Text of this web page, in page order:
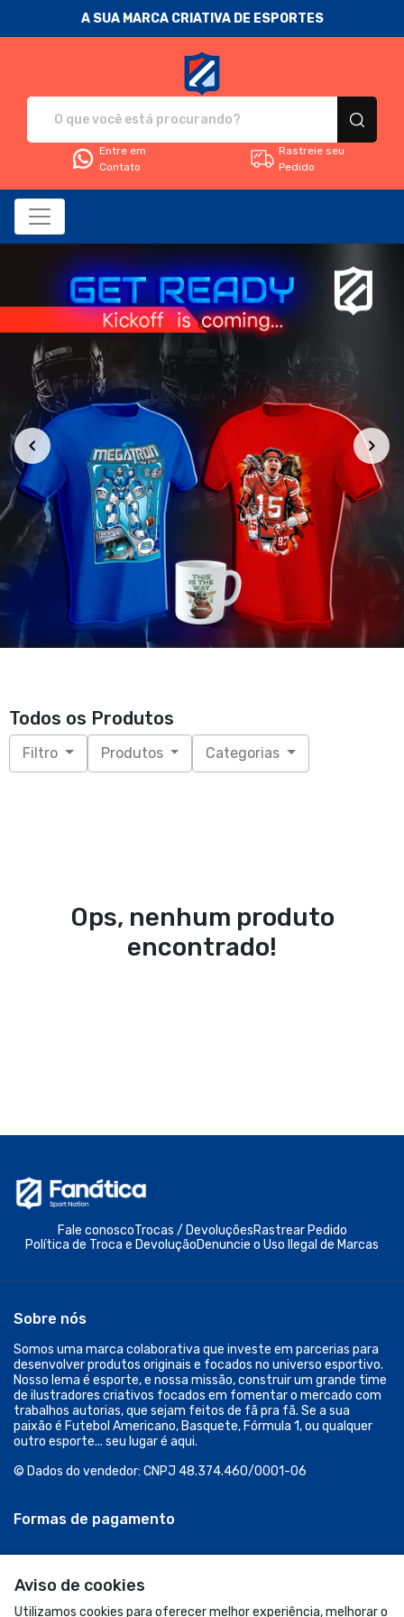
A SUA MARCA CRIATIVA DE ESPORTES
Fanática Sport Nation -
Entre em
Contato
Rastreie seu
Pedido
Todos os Produtos
Filtro Produtos Categorias
Ops, nenhum produto
encontrado!
Aviso de cookies
Utilizamos cookies para oferecer melhor experiência, melhorar o
Fale conoscoTrocas / DevoluçõesRastrear Pedido
Política de Troca e DevoluçãoDenuncie o Uso Ilegal de Marcas
Sobre nós
Somos uma marca colaborativa que investe em parcerias para
desenvolver produtos originais e focados no universo esportivo.
Nosso lema é esporte, e nossa missão, construir um grande time
de ilustradores criativos focados em fomentar o mercado com
trabalhos autorias, que sejam feitos de fã pra fã. Se a sua
paixão é Futebol Americano, Basquete, Fórmula 1, ou qualquer
outro esporte... seu lugar é aqui.
© Dados do vendedor: CNPJ 48.374.460/0001-06
Formas de pagamento